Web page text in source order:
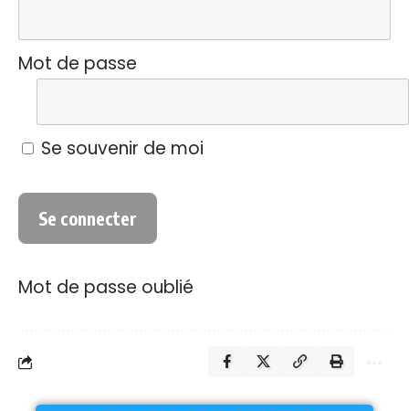
Mot de passe
Se souvenir de moi
Mot de passe oublié